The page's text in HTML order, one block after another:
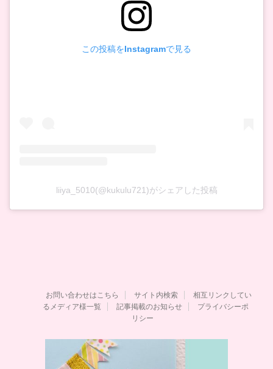
この投稿をInstagramで見る
liiya_5010(@kukulu721)がシェアした投稿
お問い合わせはこちら サイト内検索
相互リンクしてい
るメディア様一覧
記事掲載のお知らせ
プライバシーポ
リシー